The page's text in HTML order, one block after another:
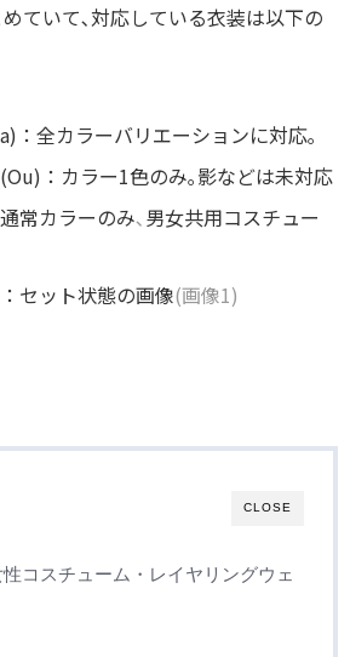
ていて､対応している衣装は以下の
：全カラーバリエーションに対応｡
：カラー1色のみ｡影などは未対応
常カラーのみ､男女共用コスチュー
セット状態の画像(画像1)
CLOSE
性コスチューム・レイヤリングウェ